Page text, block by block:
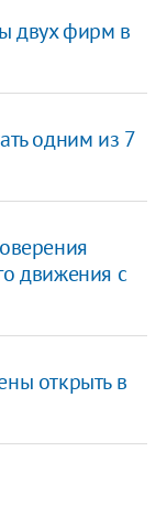
двух фирм в
одним из 7
движения с
открыть в